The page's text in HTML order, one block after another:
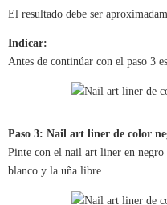
El resultado debe ser
Indicar:
Antes de continúar con el paso 3
Paso 3: Nail art liner de color
Pinte con el nail art liner en
blanco y la uña libre.